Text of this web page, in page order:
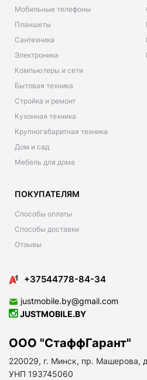
Мобильные телефоны
Планшеты
Сантехника
Электроника
Компьютеры и сети
Бытовая техника
Стройка и ремонт
Кухонная техника
Крупногабаритная техника
Дом и сад
Мебель для дома
ПОКУПАТЕЛЯМ
Способы оплаты
Способы доставки
Отзывы
+37544778-84-34
justmobile.by@gmail.com
JUSTMOBILE.BY
ООО "СтаффГарант"
220029, г. Минск, пр. Машерова,
УНП 193745060